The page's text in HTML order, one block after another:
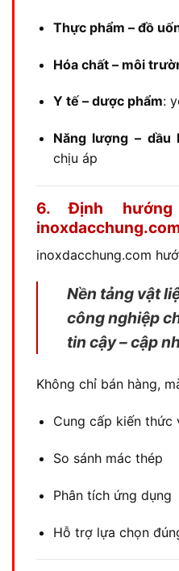
Thực phẩm – đồ
Hóa chất – môi
Y tế – dược phẩm:
Năng lượng – dầu
chịu áp
6. Định
inoxdacchung.com
Nền tảng vật
công nghiệp
tin cậy – cập
Không chỉ bán hàng,
Cung cấp kiến thức
So sánh mác thép
Phân tích ứng dụng
Hỗ trợ lựa chọn